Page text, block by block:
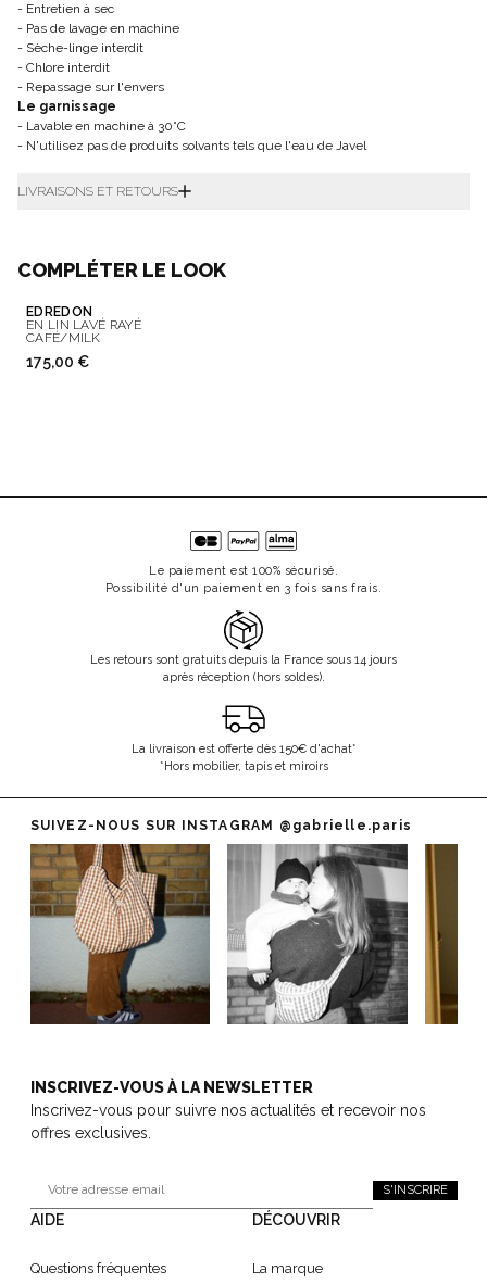
- Entretien à sec
- Pas de lavage en machine
- Sèche-linge interdit
- Chlore interdit
- Repassage sur l'envers
Le garnissage
- Lavable en machine à 30°C
- N'utilisez pas de produits solvants tels que l'eau de Javel
LIVRAISONS ET RETOURS
COMPLÉTER LE LOOK
EDREDON
EN LIN LAVÉ RAYÉ
CAFÉ/MILK
175,00 €
Le paiement est 100% sécurisé.
Possibilité d'un paiement en 3 fois sans frais.
Les retours sont gratuits depuis la France sous 14 jours
après réception (hors soldes).
La livraison est offerte dès 150€ d'achat*
*Hors mobilier, tapis et miroirs
SUIVEZ-NOUS SUR INSTAGRAM @gabrielle.paris
INSCRIVEZ-VOUS À LA NEWSLETTER
Inscrivez-vous pour suivre nos actualités et recevoir nos
offres exclusives.
S'INSCRIRE
AIDE
Questions fréquentes
DÉCOUVRIR
La marque